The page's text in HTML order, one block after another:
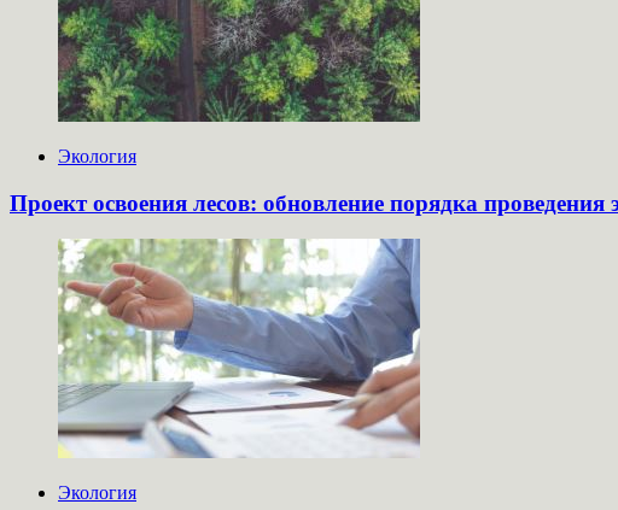
Экология
Проект освоения лесов: обновление порядка проведения
Экология